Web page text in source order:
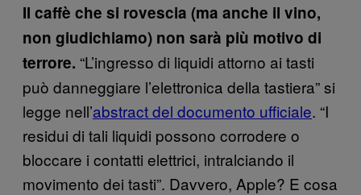
Il caffè che si rovescia (ma anche il vino,
non giudichiamo) non sarà più motivo di
terrore. “L’ingresso di liquidi attorno ai tasti
può danneggiare l’elettronica della tastiera” si
legge nell’abstract del documento ufficiale. “I
residui di tali liquidi possono corrodere o
bloccare i contatti elettrici, intralciando il
movimento dei tasti”. Davvero, Apple? E cosa